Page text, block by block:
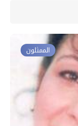
الممثلون